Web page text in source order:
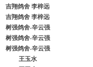
吉翔鸽舍 李梓远
吉翔鸽舍 李梓远
树强鸽舍-辛云强
树强鸽舍-辛云强
树强鸽舍-辛云强
王玉水